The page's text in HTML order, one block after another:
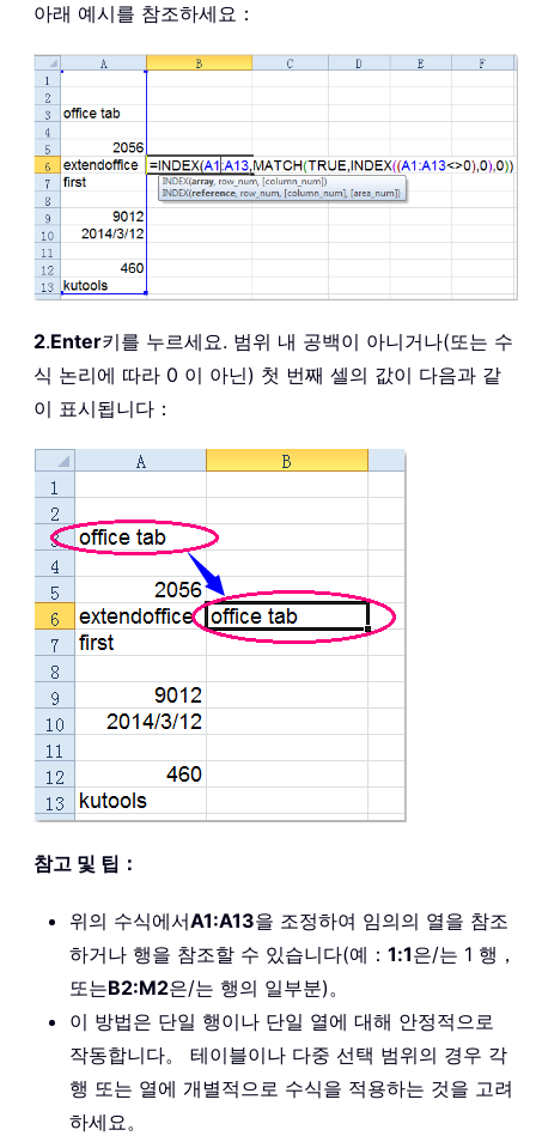
아래 예시를 참조하세요：
2.Enter키를 누르세요. 범위 내 공백이 아니거나(또는 수
식 논리에 따라 0 이 아닌) 첫 번째 셀의 값이 다음과 같
이 표시됩니다：
참고 및 팁：
위의 수식에서A1:A13을 조정하여 임의의 열을 참조
하거나 행을 참조할 수 있습니다(예： 1:1은/는 1 행，
또는B2:M2은/는 행의 일부분)。
이 방법은 단일 행이나 단일 열에 대해 안정적으로
작동합니다。 테이블이나 다중 선택 범위의 경우 각
행 또는 열에 개별적으로 수식을 적용하는 것을 고려
하세요。